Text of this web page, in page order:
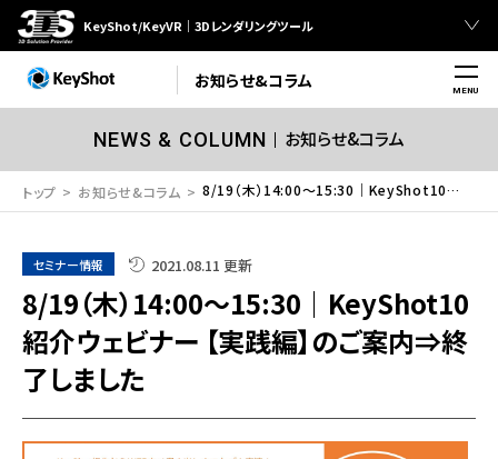
KeyShot/KeyVR｜3Dレンダリングツール
お知らせ&コラム MENU
NEWS & COLUMN お知らせ&コラム
トップ お知らせ&コラム 8/19（木）14:00～15:30｜KeyShot10紹介ウェビナー 【実践編】のご案内⇒終了しました
セミナー情報 2021.08.11 更新
8/19（木）14:00～15:30｜KeyShot10
紹介ウェビナー 【実践編】のご案内⇒終
了しました